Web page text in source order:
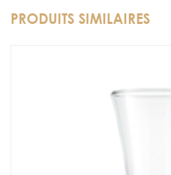
PRODUITS SIMILAIRES